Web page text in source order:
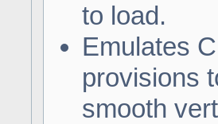
to load.
Emulates
provisions
smooth